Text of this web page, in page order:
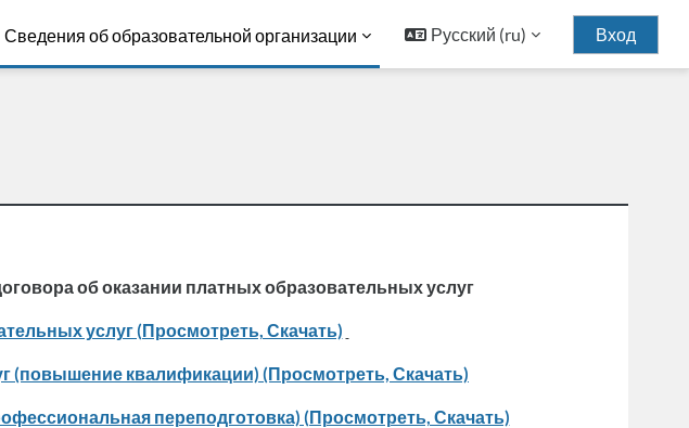
Сведения об образовательной организации Русский ‎(ru)‎ Вход
об оказании платных образовательных услуг
услуг (Просмотреть, Скачать)
(повышение квалификации) (Просмотреть, Скачать)
переподготовка) (Просмотреть, Скачать)